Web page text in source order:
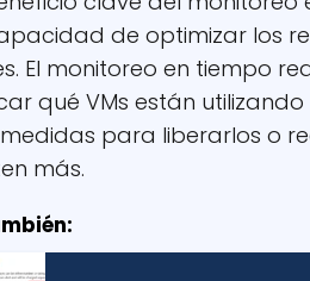
de optimizar los
El monitoreo en tiempo
qué VMs están
para liberarlos o
más.